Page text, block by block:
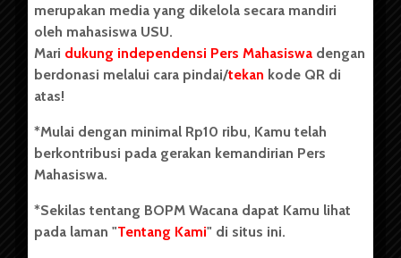
Badan Otonom Pers Mahasiswa (BOPM) Wacana merupakan
pers mahasiswa yang berdiri di luar kampus dan dikelola
secara mandiri oleh mahasiswa Universitas Sumatera Utara
(USU). Sebelumnya BOPM Wacana merupakan salah satu
Unit Kegiatan Mahasiswa (UKM) di Universitas Sumatera
berdiri pada 1 Juli 1995.
Kontribusi
merupakan media yang dikelola secara mandiri
oleh mahasiswa USU.
Mari dukung independensi Pers Mahasiswa dengan
berdonasi melalui cara pindai/tekan kode QR di
atas!
*Mulai dengan minimal Rp10 ribu, Kamu telah
berkontribusi pada gerakan kemandirian Pers
Mahasiswa.
*Sekilas tentang BOPM Wacana dapat Kamu lihat
pada laman "Tentang Kami" di situs ini.